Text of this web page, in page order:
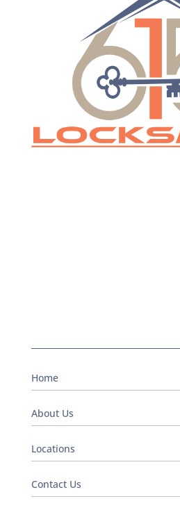
Home
About Us
Locations
Contact Us